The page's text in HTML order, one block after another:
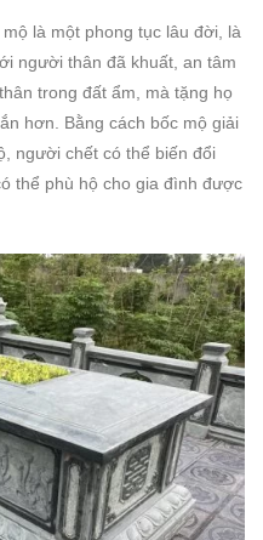
là một phong tục lâu đời, là
người thân đã khuất, an tâm
trong đất ẩm, mà tặng họ
hơn. Bằng cách bốc mộ giải
người chết có thể biến đổi
thể phù hộ cho gia đình được